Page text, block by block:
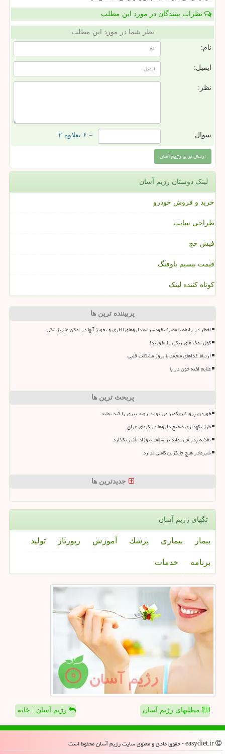
نظرات بینندگان در مورد این مطلب
نظر شما در مورد این مطلب
نام:
ایمیل:
نظر:
سوال: = ۶ بعلاوه ۲
لینک دوستان رژیم آسان
خرید و فروش خودرو
طراحی سایت
فیش حج
قیمت بیسیم باوفنگ
کوتاه کننده لینک
پربیننده ترین ها
اخطار در رابطه با مصرف خودسرانه داروهای لاغری و تجویز آنها در اماکن غیرپزشکی
گول نمک های رنگی را نخورید!
ارتباط غذاهای منجمد با بروز مشکلات قلبی
علایم لخته خون در پا
پربحث ترین ها
خوردن پروتئین کمتر می تواند روند پیری را کند نماید
طرز نگهداری صحیح داروها در گرمای عراق
تغذیه پدر می تواند بر سلامت نوزاد تأثیر بگذارد
شیرمادر هیچ جایگزین کاملی ندارد
جدیدترین ها
تگهای رژیم آسان
بیمار بیماری پزشك آموزش رپورتاژ تولید
برنامه خدمات
مطلبهای رژیم آسان رژیم آسان : خانه